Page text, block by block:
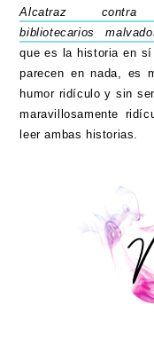
Alcatraz
bibliotecarios
que es la historia en
parecen en nada, es
humor ridículo y sin
maravillosamente
leer ambas historias.